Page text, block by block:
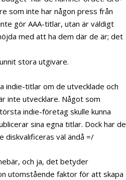
som inte har någon press från
gör AAA-titlar, utan är väldigt
med att ha dem där de är; det
stora utgivare.
indie-titlar om de utvecklade och
inte utvecklare. Något som
indie-företag skulle kunna
sina egna titlar. Dock har de
diskvalificeras väl ändå =/
och ja, det betyder
utomstående faktor för att skapa